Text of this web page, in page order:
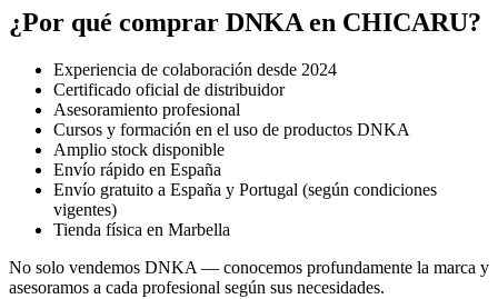
¿Por qué comprar DNKA en CHICARU?
Experiencia de colaboración desde 2024
Certificado oficial de distribuidor
Asesoramiento profesional
Cursos y formación en el uso de productos DNKA
Amplio stock disponible
Envío rápido en España
Envío gratuito a España y Portugal (según condiciones
vigentes)
Tienda física en Marbella
No solo vendemos DNKA — conocemos profundamente la marca y
asesoramos a cada profesional según sus necesidades.